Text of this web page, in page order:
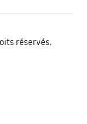
réservés.